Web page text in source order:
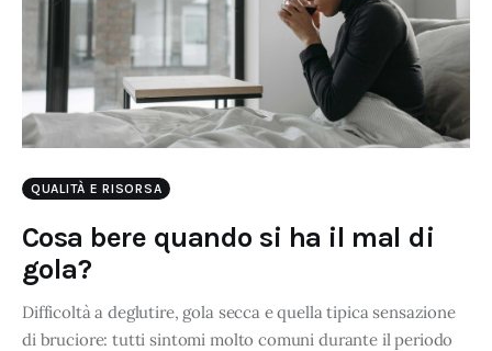
QUALITÀ E RISORSA
Cosa bere quando si ha il mal di
gola?
Difficoltà a deglutire, gola secca e quella tipica sensazione
di bruciore: tutti sintomi molto comuni durante il periodo